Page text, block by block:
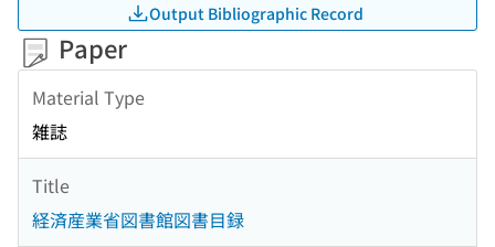
Output Bibliographic Record
Paper
Material Type
雑誌
Title
経済産業省図書館図書目録